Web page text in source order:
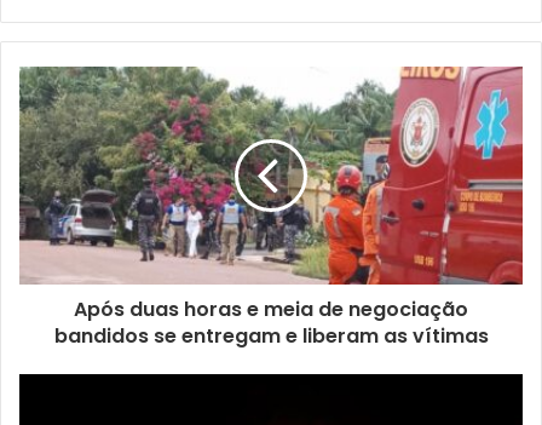
Após duas horas e meia de negociação
bandidos se entregam e liberam as vítimas